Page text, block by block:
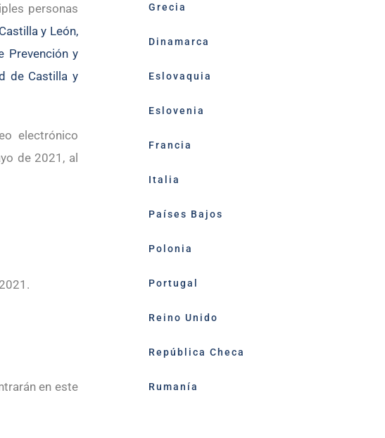
personas
y León,
Prevención y
de Castilla y
electrónico
de 2021, al
en este
Grecia
Dinamarca
Eslovaquia
Eslovenia
Francia
Italia
Países Bajos
Polonia
Portugal
Reino Unido
República Checa
Rumanía